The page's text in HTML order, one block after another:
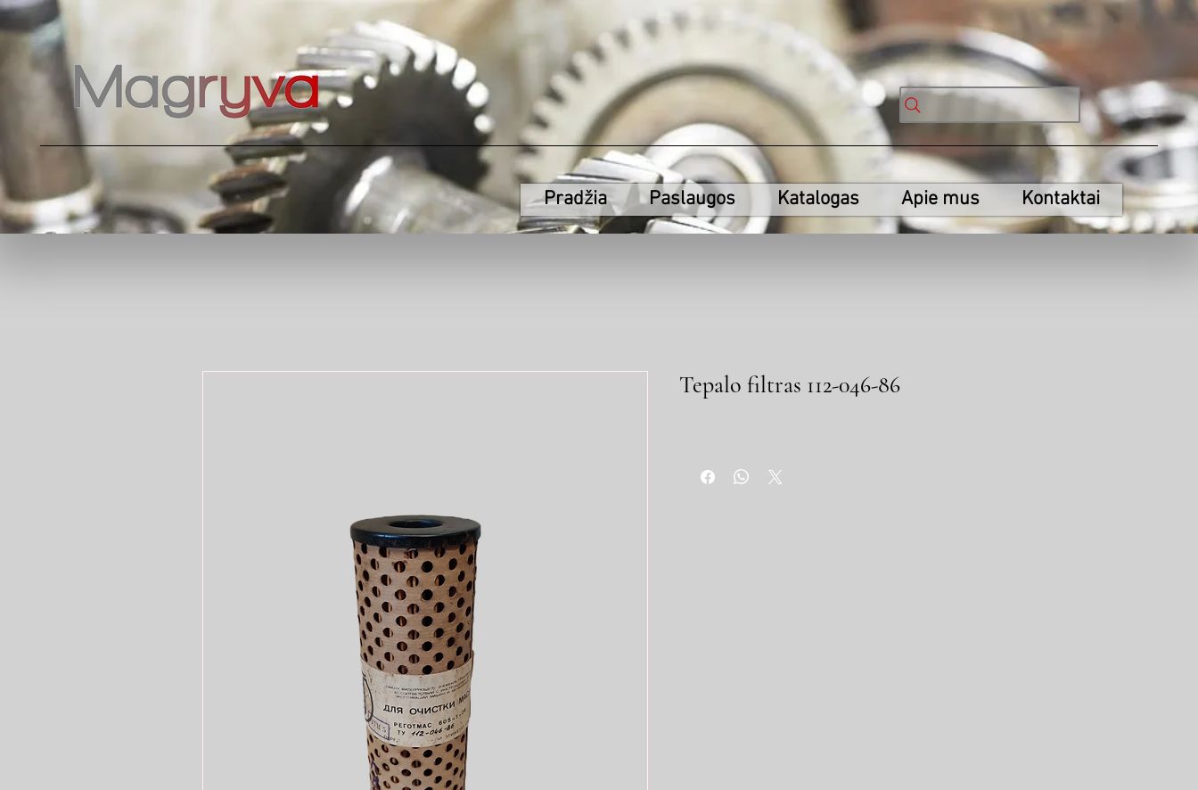
Pradžia Paslaugos Katalogas Apie mus Kontaktai
Tepalo filtras 112-046-86